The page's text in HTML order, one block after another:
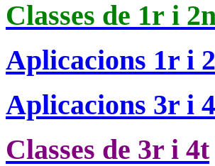
Classes de 1r i
Aplicacions 1r i
Aplicacions 3r i
Classes de 3r i 4t